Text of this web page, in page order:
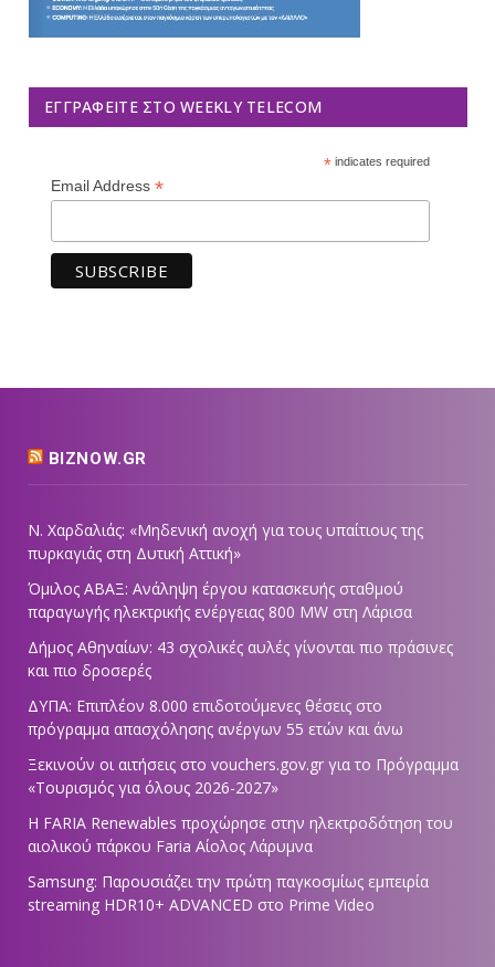
ΕΓΓΡΑΦΕΊΤΕ ΣΤΟ WEEKLY TELECOM
*indicates required
Email Address *
BIZNOW.GR
Ν. Χαρδαλιάς: «Μηδενική ανοχή για τους υπαίτιους της
πυρκαγιάς στη Δυτική Αττική»
Όμιλος ΑΒΑΞ: Ανάληψη έργου κατασκευής σταθμού
παραγωγής ηλεκτρικής ενέργειας 800 ΜW στη Λάρισα
Δήμος Αθηναίων: 43 σχολικές αυλές γίνονται πιο πράσινες
και πιο δροσερές
ΔΥΠΑ: Επιπλέον 8.000 επιδοτούμενες θέσεις στο
πρόγραμμα απασχόλησης ανέργων 55 ετών και άνω
Ξεκινούν οι αιτήσεις στο vouchers.gov.gr για το Πρόγραμμα
«Τουρισμός για όλους 2026-2027»
Η FARIA Renewables προχώρησε στην ηλεκτροδότηση του
αιολικού πάρκου Faria Αίολος Λάρυμνα
Samsung: Παρουσιάζει την πρώτη παγκοσμίως εμπειρία
streaming HDR10+ ADVANCED στο Prime Video